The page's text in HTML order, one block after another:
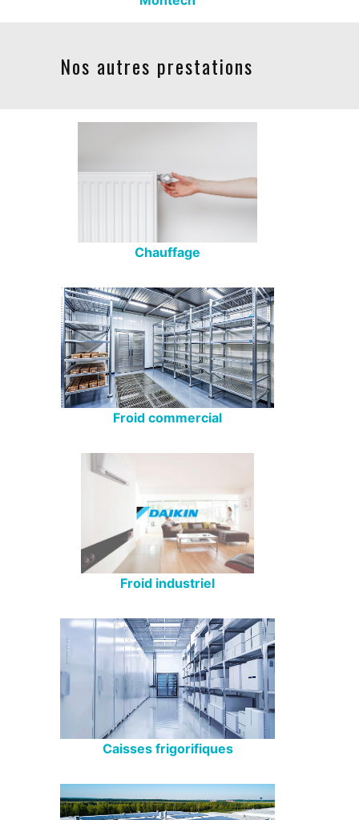
Nos autres prestations
Chauffage
Froid commercial
Froid industriel
Caisses frigorifiques